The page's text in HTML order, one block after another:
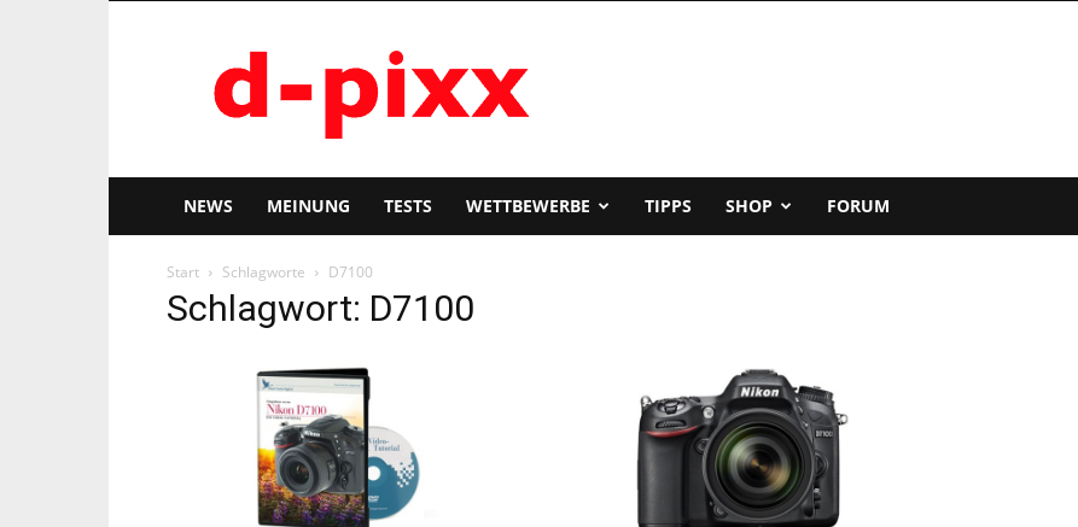
pixx
NEWS MEINUNG TESTS WETTBEWERBE TIPPS SHOP FORUM
Start Schlagworte D7100
Schlagwort: D7100